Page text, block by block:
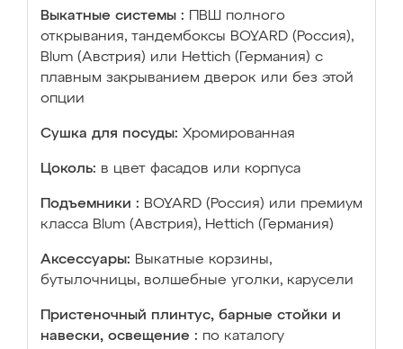
Выкатные системы :
ПВШ полного
открывания, тандембоксы BOYARD (Россия),
Blum (Австрия) или Hettich (Германия) с
плавным закрыванием дверок или без этой
опции
Сушка для посуды: Хромированная
Цоколь: в цвет фасадов или корпуса
Подъемники : BOYARD (Россия) или премиум
класса Blum (Австрия), Hettich (Германия)
Аксессуары: Выкатные корзины,
бутылочницы, волшебные уголки, карусели
Пристеночный плинтус, барные стойки и
навески, освещение : по каталогу